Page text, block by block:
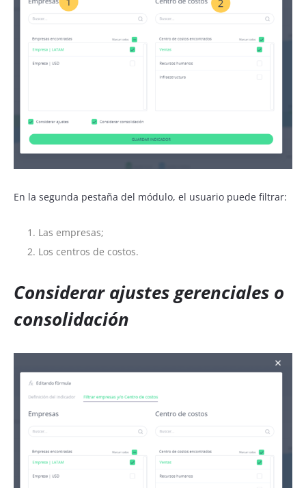
En la segunda pestaña del módulo, el usuario puede filtrar:
Las empresas;
Los centros de costos.
Considerar ajustes gerenciales o
consolidación